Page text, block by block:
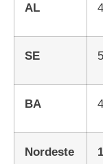
AL
SE
BA
Nordeste